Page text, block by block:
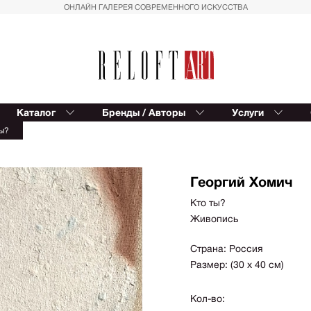
ОНЛАЙН ГАЛЕРЕЯ СОВРЕМЕННОГО ИСКУССТВА
Каталог
Азия
Пальмы
Геометрия
Восток
Вазы
Автомобили
Для
Бренды / Авторы
Reloft ART
Kinetic Levi
Editions Studio
Reloft HOME
Услуги
Георгий Хомич
Кто ты?
Живопись
Страна: Россия
Размер: (30 х 40 см)
Кол-во: